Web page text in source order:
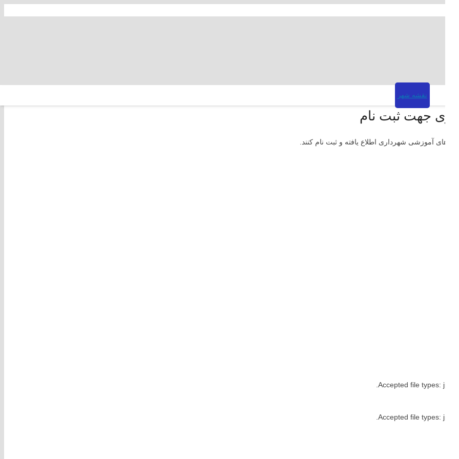
نقشه شهر
جهت ثبت نام
های آموزشی شهرداری اطلاع یافته و ثبت نام کنند.
Accepted file types: jpg,
Accepted file types: jpg,